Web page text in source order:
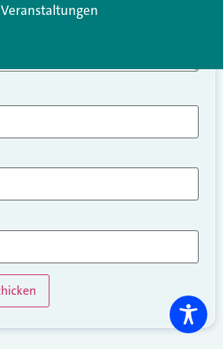
Veranstaltungen